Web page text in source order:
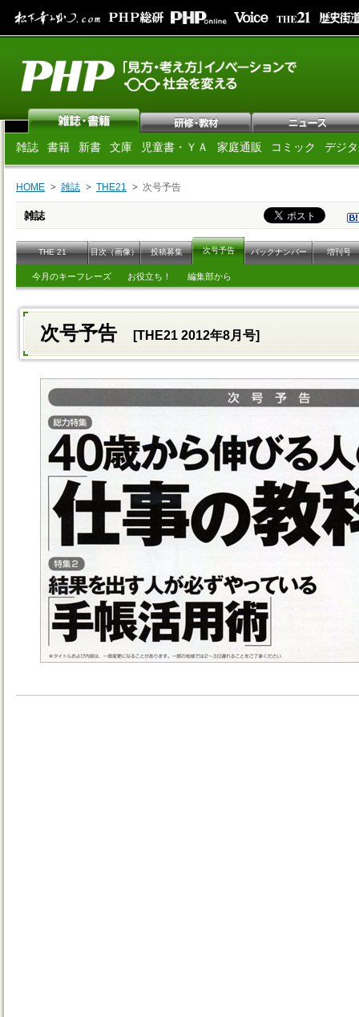
雑誌 書籍 新書 文庫 児童書・ＹＡ 家庭通販 コミック デジ
HOME 雑誌 THE21 次号予告
雑誌
THE 21 目次（画像） 投稿募集 次号予告 バックナンバー 増刊号
今月のキーフレーズ お役立ち！ 編集部から
次号予告 [THE21 2012年8月号]